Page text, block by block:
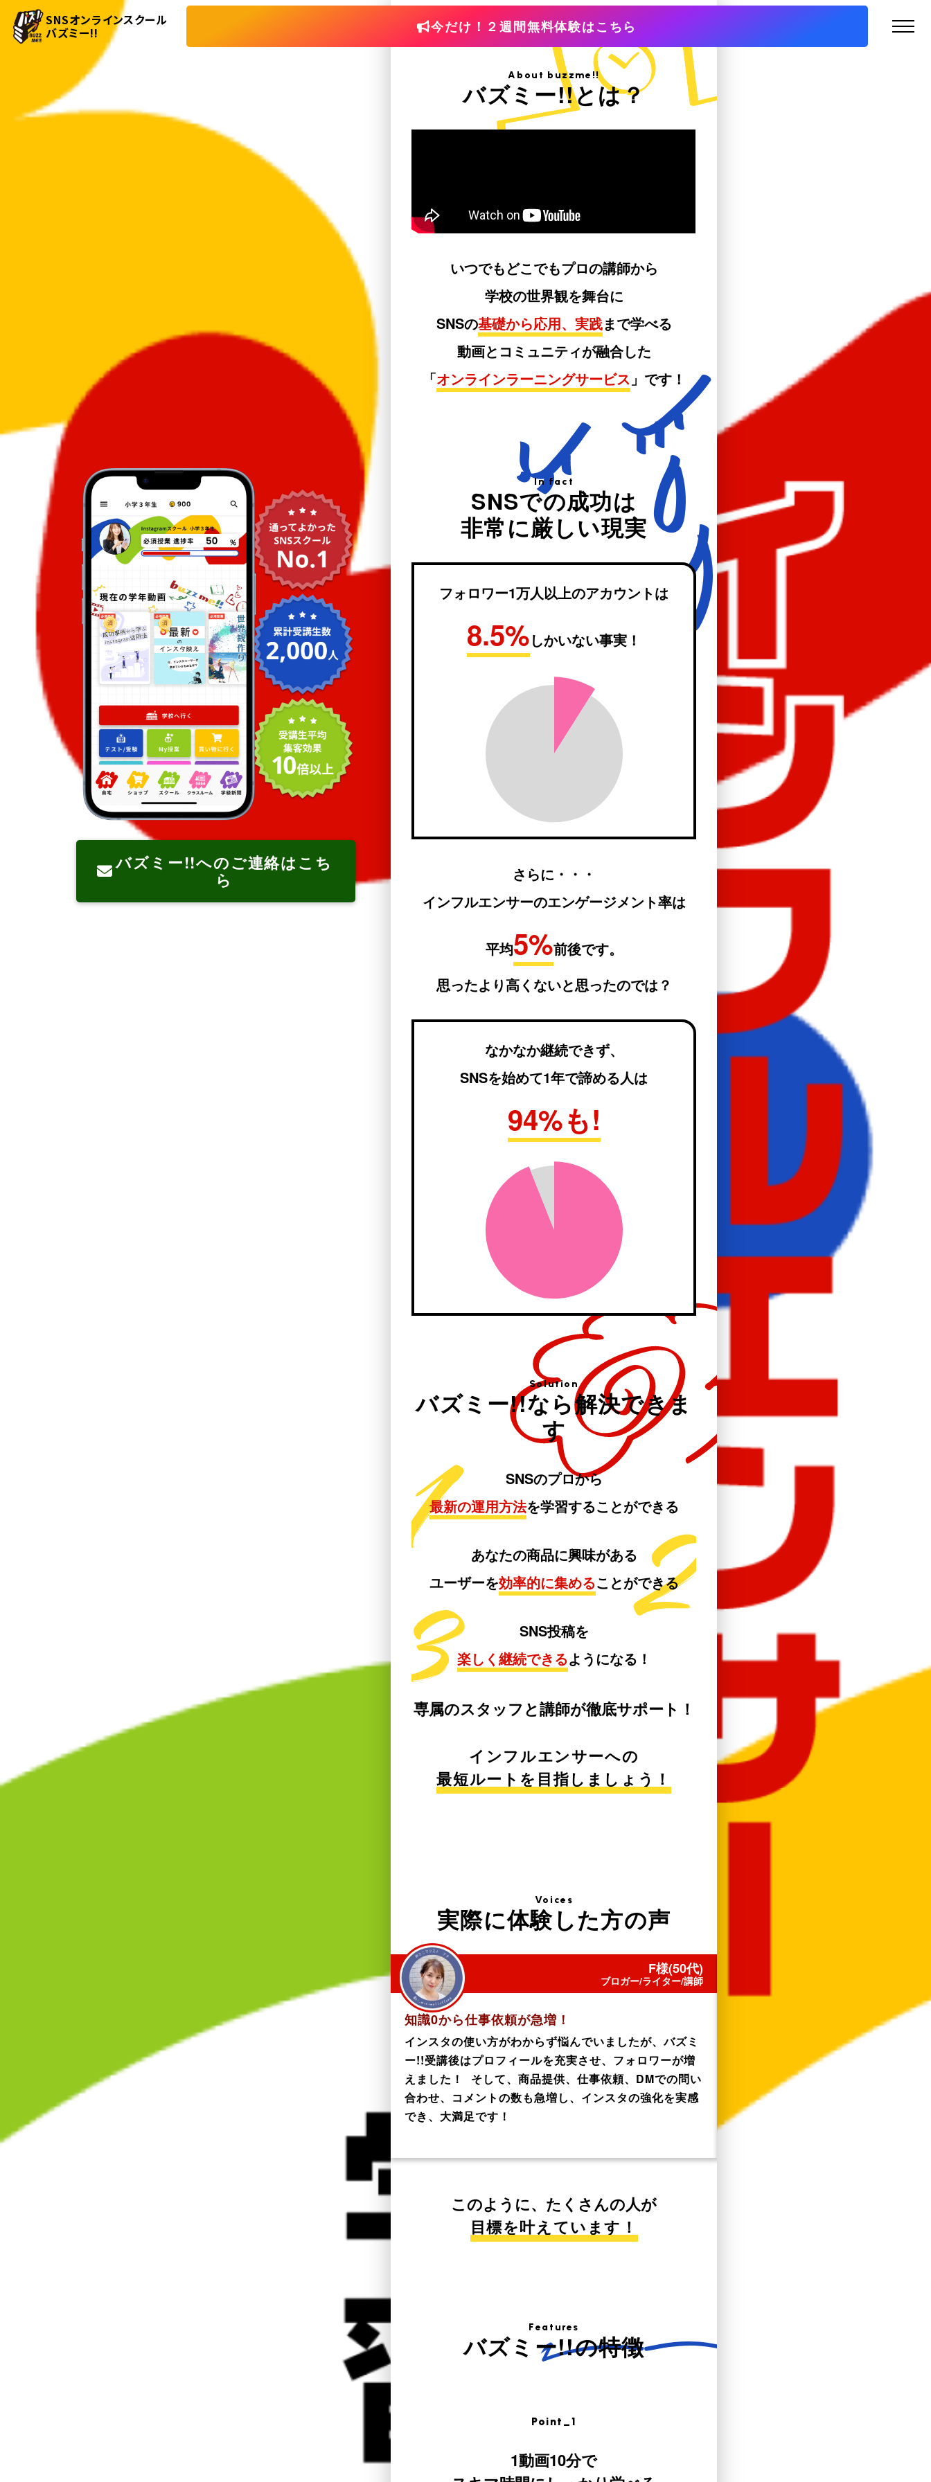
SNSオンラインスクール
バズミー!! 今だけ！２週間無料体験はこちら
バズミー!!へのご連絡はこち
ら
About buzzme!!
バズミー!!とは？
いつでもどこでもプロの講師から
学校の世界観を舞台に
SNSの基礎から応用、実践まで学べる
動画とコミュニティが融合した
「オンラインラーニングサービス 」です！
In fact
SNSでの成功は
非常に厳しい現実
フォロワー1万人以上のアカウントは
8.5%しかいない事実！
さらに・・・
インフルエンサーのエンゲージメント率は
平均5%前後です。
思ったより高くないと思ったのでは？
なかなか継続できず、
SNSを始めて1年で諦める人は
94%も!
Solution
バズミー!!なら解決できま
す
SNSのプロから
最新の運用方法を学習することができる
あなたの商品に興味がある
ユーザーを効率的に集めることができる
SNS投稿を
楽しく継続できるようになる！
専属のスタッフと講師が徹底サポート！
インフルエンサーへの
最短ルートを目指しましょう！
Voices
実際に体験した方の声
F様(50代)
ブロガー/ライター/講師
知識0から仕事依頼が急増！
インスタの使い方がわからず悩んでいましたが、バズミ
ー!!受講後はプロフィールを充実させ、フォロワーが増
えました！ そして、商品提供、仕事依頼、DMでの問い
合わせ、コメントの数も急増し、インスタの強化を実感
でき、大満足です！
アカウントを作るところから始
スマホの操作に不安がありましたが
スタートし、多くのコメントやいい
なりました！
丁寧なサポートで初心者でも安心し
の質問や受講生との交流もモチベー
このように、たくさんの人が
目標を叶えています！
Features
バズミー!!の特徴
Point_1
1動画10分で